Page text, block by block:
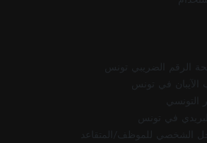
الرقم الضريبي تونس
في تونس
التونسي
في تونس
الشخصي للموظف/المتقاعد